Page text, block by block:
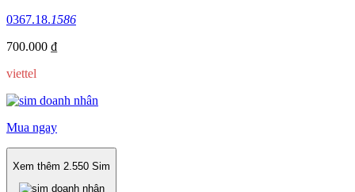
0367.18.1586
700.000 ₫
viettel
Mua ngay
Xem thêm 2.550 Sim